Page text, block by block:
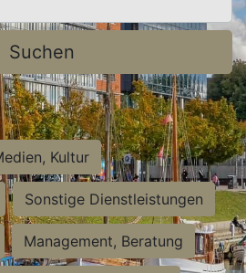
Suchen
Kultur
Sonstige Dienstleistungen
Management, Beratung